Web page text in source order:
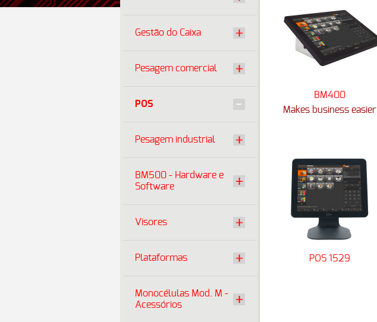
Gestão do Caixa
Pesagem comercial
POS
Pesagem industrial
BM500 - Hardware e
Software
Visores
Plataformas
Monocélulas Mod. M -
Acessórios
BM400
Makes business easier
POS 1529